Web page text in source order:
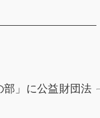
」に公益財団法